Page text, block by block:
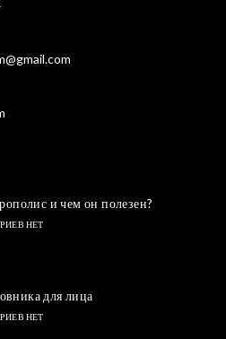
и чем он полезен?
НЕТ
для лица
НЕТ